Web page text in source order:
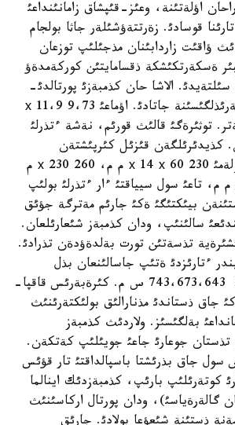
اؤلةتئنة، وعئز-قئپشاق زامانئنداعئ
قوسادئ. زةرتتةؤشئلةر جاثا بولجام
ؤاقئت زاردابئنان مذجئلئپ توزعان
ةسكةرتكئشكة ذقسامايتئن كوركةمدةؤ
سئلتةيدئ. الاشا حان كذمبةزئ پورتالدئ-
كذمبةزدئ ساؤلةت ونةرئذلگئسئنة جاتادئ. اؤماعئ 9،73 х 11،9
بيئكتئگئ 10 مةتر. توثئرةگئ قالئث قورئم، نةشة ءتذرلئ
كذيدئرئلگةن قئزئل كئرپئشتةن
قالانعان. ولاردئث كولةمئ 230 х 14 х 60 م م، 260 х 230 م
م، 320 х 320 х 60 م م، تاعئ سول سيياقتئ ءار ءتذرلئ بولئپ
بيئكتئگئ ةكئ جارئم مةترگة جؤئق
سالئنئپ، ودان كذمبةز شئعارئلعان.
تذسةتئن تورت بةلدةؤدةن تذرادئ.
ءتارئزدئ ةتئپ جاسالئنعان بذل
بةلدةؤدئث ديامةترئ 743،673،643 س م. كئرةبةرئس قاقپا-
جاق ذستاندئ مذنارالئق بولئكتةرئنئث
بةلگئسئز. ولاردئث كذمبةز
تذستان جوعارئ جاعئ جويئلئپ كةتكةن.
سول جاق بذرئشتا باسپالداقتئ تار قؤئس
كوتةرئلئپ بارئپ، كذمبةزدئك اينالما
گالةرةياسئ)، ودان پورتال اركاسئنئث